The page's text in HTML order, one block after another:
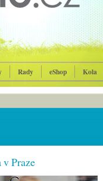
Rady eShop Kola
v Praze